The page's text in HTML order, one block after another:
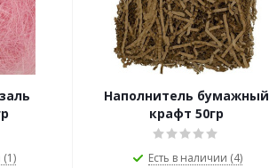
(1)
Наполнитель бумажный
крафт 50гр
Есть в наличии (4)